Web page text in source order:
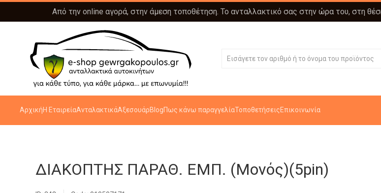
Από την online αγορά, στην άμεση τοποθέτηση. Το ανταλλακτικό σας στην ώρα του, στη
ΑρχικήΗ ΕταιρείαΑνταλακτικάΑξεσουάρBlogΠως κάνω παραγγελίαΤοποθετήσειςΕπικοινωνία
ΔΙΑΚΟΠΤΗΣ ΠΑΡΑΘ. ΕΜΠ. (Μονός)(5pin)